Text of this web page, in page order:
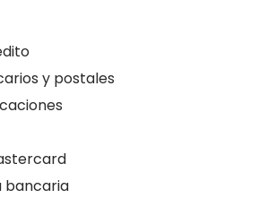
y postales
bancaria